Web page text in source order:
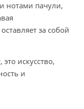
нотами пачули,
за собой
искусство,
и